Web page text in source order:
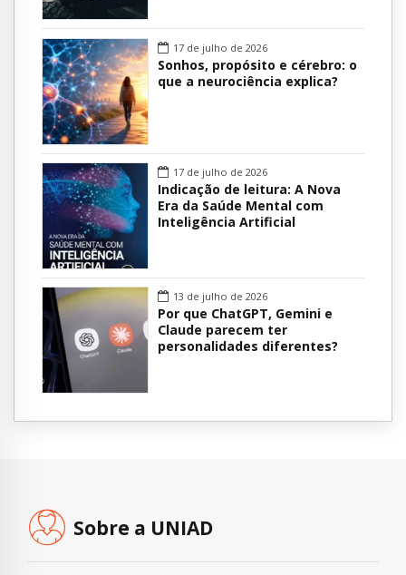
17 de julho de 2026
Sonhos, propósito e cérebro: o
que a neurociência explica?
17 de julho de 2026
Indicação de leitura: A Nova
Era da Saúde Mental com
Inteligência Artificial
13 de julho de 2026
Por que ChatGPT, Gemini e
Claude parecem ter
personalidades diferentes?
Sobre a UNIAD